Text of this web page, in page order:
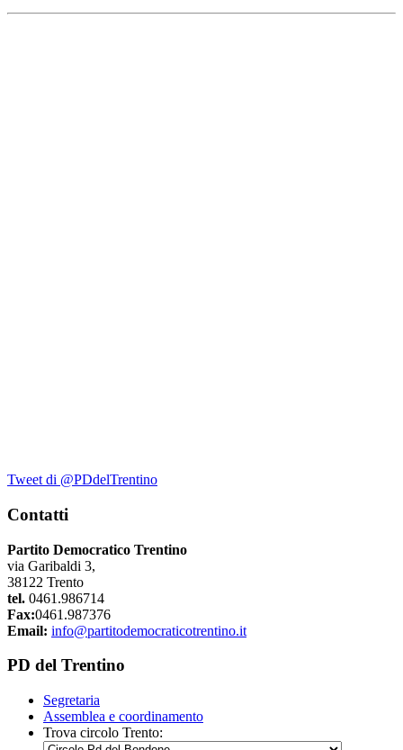
Tweet di @PDdelTrentino
Contatti
Partito Democratico Trentino
via Garibaldi 3,
38122 Trento
tel. 0461.986714
Fax:0461.987376
Email: info@partitodemocraticotrentino.it
PD del Trentino
Segretaria
Assemblea e coordinamento
Trova circolo Trento: